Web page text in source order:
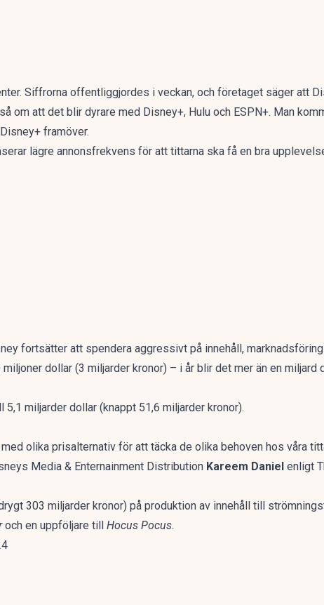
Siffrorna offentliggjordes i veckan, och företaget säger att
om att det blir dyrare med Disney+, Hulu och ESPN+. Man
framöver.
lägre annonsfrekvens för att tittarna ska få en bra
fortsätter att spendera aggressivt på innehåll,
dollar (3 miljarder kronor) – i år blir det mer än en miljard
miljarder dollar (knappt 51,6 miljarder kronor).
olika prisalternativ för att täcka de olika behoven hos våra
Media & Enternainment Distribution Kareem Daniel enligt
303 miljarder kronor) på produktion av innehåll till
och en uppföljare till Hocus Pocus.